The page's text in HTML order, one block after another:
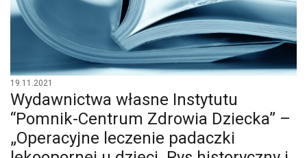
19.11.2021
Wydawnictwa własne Instytutu
“Pomnik-Centrum Zdrowia Dziecka” –
„Operacyjne leczenie padaczki